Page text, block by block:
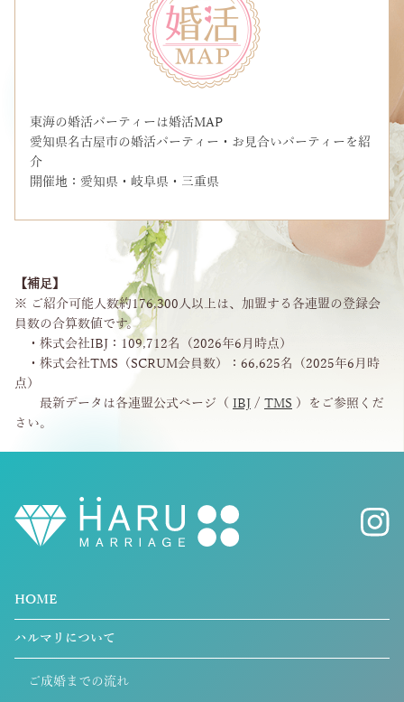
東海の婚活パーティーは婚活MAP
愛知県名古屋市の婚活パーティー・お見合いパーティーを紹
介
開催地：愛知県・岐阜県・三重県
【補足】
※ ご紹介可能人数約176,300人以上は、加盟する各連盟の登録会
員数の合算数値です。
・株式会社IBJ：109,712名（2026年6月時点）
・株式会社TMS（SCRUM会員数）：66,625名（2025年6月時
点）
最新データは各連盟公式ページ（ IBJ / TMS ）をご参照くだ
さい。
HOME
ハルマリについて
ご成婚までの流れ